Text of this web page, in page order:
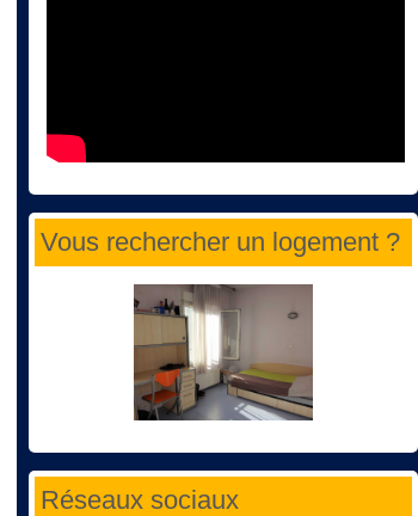
Vous rechercher un logement ?
Réseaux sociaux